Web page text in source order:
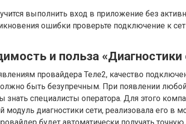
выполнить вход в приложение без
ошибки проверьте подключение к
и польза «Диагностики
провайдера Теле2, качество
быть безупречным. При появлении
знать специалисты оператора. Для этого
модуль диагностики сети, реализовала его в